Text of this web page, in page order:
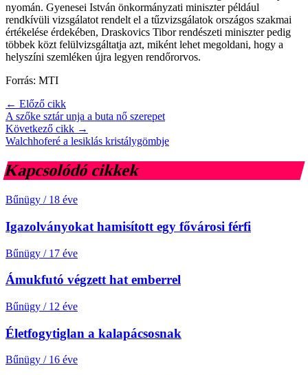
nyomán. Gyenesei István önkormányzati miniszter például
rendkívüli vizsgálatot rendelt el a tűzvizsgálatok országos szakmai
értékelése érdekében, Draskovics Tibor rendészeti miniszter pedig
többek közt felülvizsgáltatja azt, miként lehet megoldani, hogy a
helyszíni szemléken újra legyen rendőrorvos.
Forrás: MTI
← Előző cikk
A szőke sztár unja a buta nő szerepet
Következő cikk →
Walchhoferé a lesiklás kristálygömbje
Kapcsolódó cikkek
Bűnügy / 18 éve
Igazolványokat hamisított egy fővárosi férfi
Bűnügy / 17 éve
Ámukfutó végzett hat emberrel
Bűnügy / 12 éve
Életfogytiglan a kalapácsosnak
Bűnügy / 16 éve